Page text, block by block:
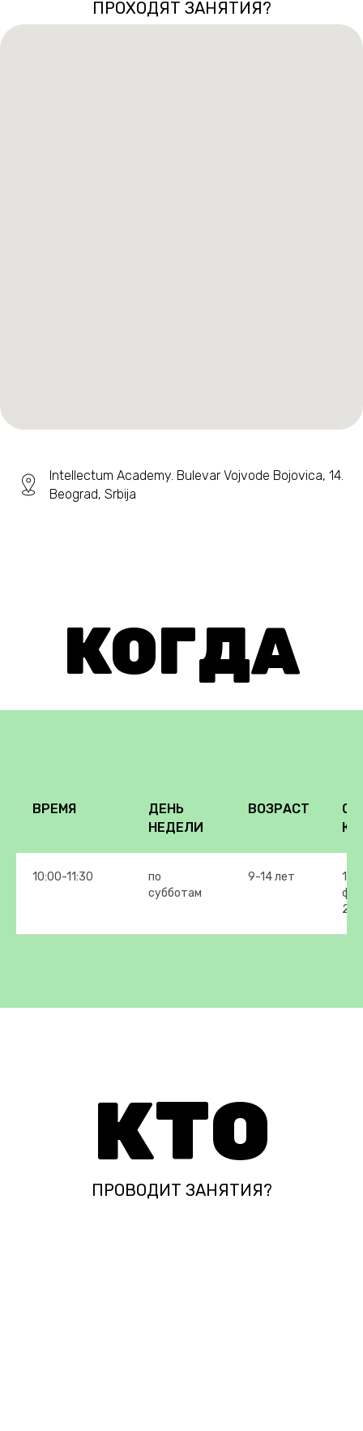
ПРОХОДЯТ ЗАНЯТИЯ?
Intellectum Academy. Bulevar Vojvode Bojovica, 14.
Beograd, Srbija
КОГДА
ВРЕМЯ
ДЕНЬ
НЕДЕЛИ
ВОЗРАСТ
10:00-11:30
по
субботам
9-14 лет
14
КТО
ПРОВОДИТ ЗАНЯТИЯ?